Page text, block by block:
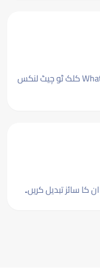
پہلے سے لکھی ہوئی پیغام کے ساتھ WhatsApp کلک ٹو چیٹ لنکس
کا سائز تبدیل کریں۔